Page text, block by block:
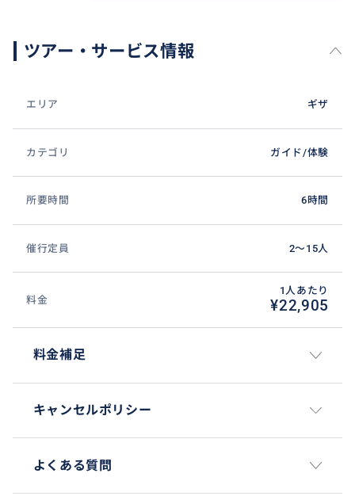
ツアー・サービス情報
エリア ギザ
カテゴリ ガイド/体験
所要時間 6時間
催行定員 2〜15人
料金
1人あたり
¥22,905
料金補足
キャンセルポリシー
よくある質問